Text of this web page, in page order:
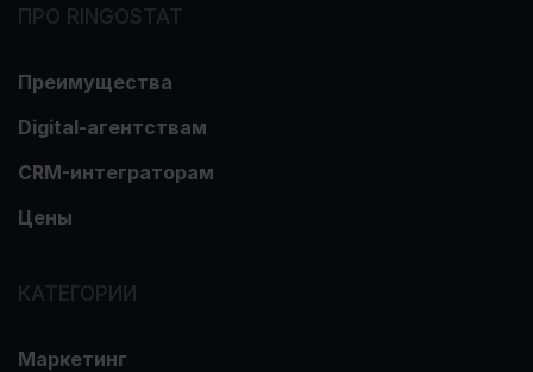
ПРО RINGOSTAT
Преимущества
Digital-агентствам
CRM-интеграторам
Цены
КАТЕГОРИИ
Маркетинг